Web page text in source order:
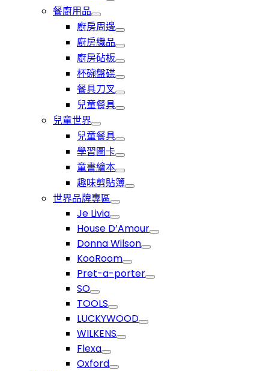
餐廚用品
廚房周邊
廚房織品
廚房砧板
杯碗盤碟
餐具刀叉
兒童餐具
兒童世界
兒童餐具
學習圖卡
童書繪本
趣味剪貼簿
世界品牌專區
Je Livia
House D’Amour
Donna Wilson
KooRoom
Pret-a-porter
SO
TOOLS
LUCKYWOOD
WILKENS
Flexa
Oxford